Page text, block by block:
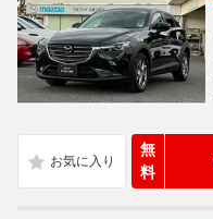
無
料